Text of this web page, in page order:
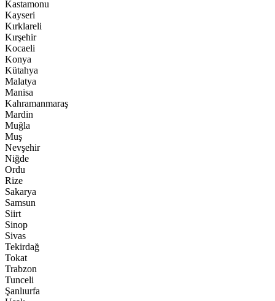
Kastamonu
Kayseri
Kırklareli
Kırşehir
Kocaeli
Konya
Kütahya
Malatya
Manisa
Kahramanmaraş
Mardin
Muğla
Muş
Nevşehir
Niğde
Ordu
Rize
Sakarya
Samsun
Siirt
Sinop
Sivas
Tekirdağ
Tokat
Trabzon
Tunceli
Şanlıurfa